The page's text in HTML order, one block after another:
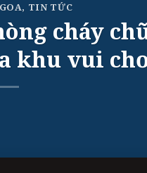
, TIN TỨC
cháy
khu vui